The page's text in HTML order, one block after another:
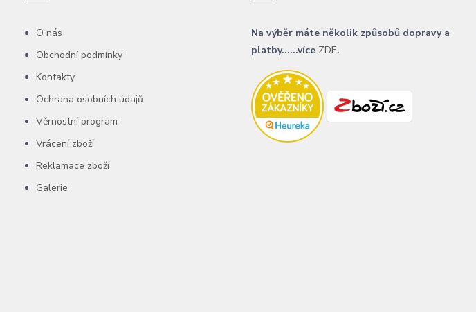
O nás
Obchodní podmínky
Kontakty
Ochrana osobních údajů
Věrnostní program
Vrácení zboží
Reklamace zboží
Galerie
Na výběr máte několik způsobů dopravy a
platby......více ZDE.